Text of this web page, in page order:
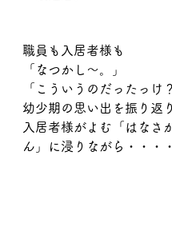
職員も入居者様も
「なつかし～。」
「こういうのだったっけ
幼少期の思い出を振り返
入居者様がよむ「はなさ
ん」に浸りながら・・・